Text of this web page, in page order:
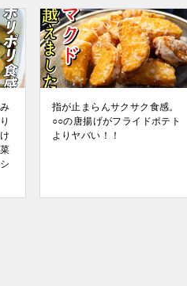
指が止まらんサクサク食感。
○○の唐揚げがフライドポテト
よりヤバい！！